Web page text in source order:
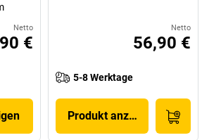
Netto
€
Netto
56,90 €
5-8 Werktage
Produkt anzeigen